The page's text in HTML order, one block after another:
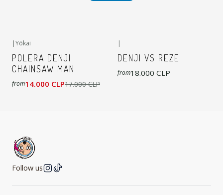
|Yōkai
POLERA DENJI
CHAINSAW MAN
from14.000 CLP17.000 CLP
|
DENJI VS REZE
from18.000 CLP
Follow us